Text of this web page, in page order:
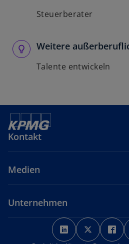
Steuerberater
Weitere
Talente entwickeln
Kontakt
Medien
Unternehmen
w
i
w
i
i